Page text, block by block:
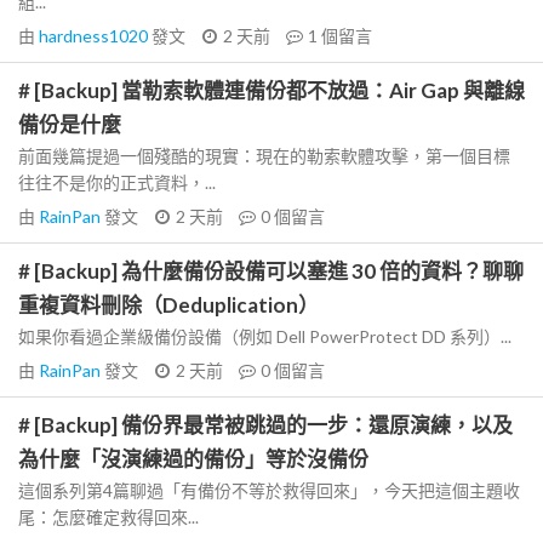
由 hardness1020發文 2 天前 1 個留言
# [Backup] 當勒索軟體連備份都不放過：Air Gap 與離線
備份是什麼
前面幾篇提過一個殘酷的現實：現在的勒索軟體攻擊，第一個目標
往往不是你的正式資料，...
由 RainPan 發文 2 天前 0個留言
# [Backup] 為什麼備份設備可以塞進 30 倍的資料？聊聊
重複資料刪除（Deduplication）
如果你看過企業級備份設備（例如 Dell PowerProtect DD 系列）...
由 RainPan 發文 2 天前 0個留言
# [Backup] 備份界最常被跳過的一步：還原演練，以及
為什麼「沒演練過的備份」等於沒備份
這個系列第4篇聊過「有備份不等於救得回來」，今天把這個主題收
尾：怎麼確定救得回來...